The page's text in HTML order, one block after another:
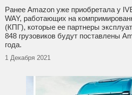
Ранее Amazon уже приобретала у
WAY, работающих на
(КПГ), которые ее партнеры
848 грузовиков будут поставлены
года.
1 Декабря 2021